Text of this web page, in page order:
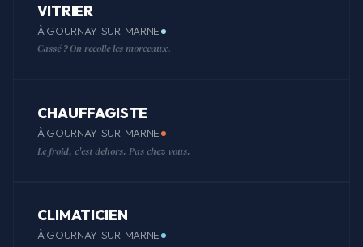
VITRIER
À GOURNAY-SUR-MARNE
Cassé ? On recolle les morceaux.
CHAUFFAGISTE
À GOURNAY-SUR-MARNE
Le froid, c'est dehors. Pas chez vous.
CLIMATICIEN
À GOURNAY-SUR-MARNE